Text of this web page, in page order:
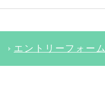
エントリーフォーム